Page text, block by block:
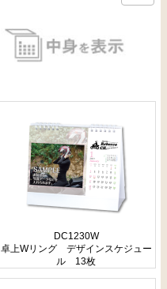
DC1230W
卓上Wリング デザインスケジュー
ル 13枚